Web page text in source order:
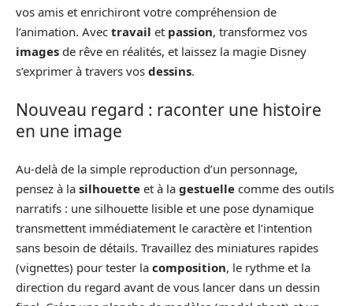
vos amis et enrichiront votre compréhension de
l’animation. Avec travail et passion, transformez vos
images de rêve en réalités, et laissez la magie Disney
s’exprimer à travers vos dessins.
Nouveau regard : raconter une histoire
en une image
Au-delà de la simple reproduction d’un personnage,
pensez à la silhouette et à la gestuelle comme des outils
narratifs : une silhouette lisible et une pose dynamique
transmettent immédiatement le caractère et l’intention
sans besoin de détails. Travaillez des miniatures rapides
(vignettes) pour tester la composition, le rythme et la
direction du regard avant de vous lancer dans un dessin